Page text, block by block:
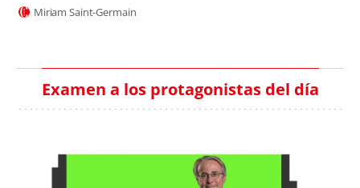
Miriam Saint-Germain
Examen a los protagonistas del día